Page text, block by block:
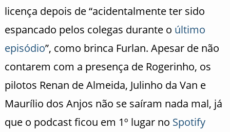
licença depois de “acidentalmente ter sido
espancado pelos colegas durante o último
episódio”, como brinca Furlan. Apesar de não
contarem com a presença de Rogerinho, os
pilotos Renan de Almeida, Julinho da Van e
Maurílio dos Anjos não se saíram nada mal, já
que o podcast ficou em 1º lugar no Spotify